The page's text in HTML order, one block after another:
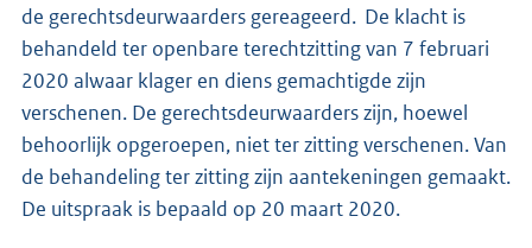
de gerechtsdeurwaarders gereageerd. De klacht is
behandeld ter openbare terechtzitting van 7 februari
2020 alwaar klager en diens gemachtigde zijn
verschenen. De gerechtsdeurwaarders zijn, hoewel
behoorlijk opgeroepen, niet ter zitting verschenen. Van
de behandeling ter zitting zijn aantekeningen gemaakt.
De uitspraak is bepaald op 20 maart 2020.